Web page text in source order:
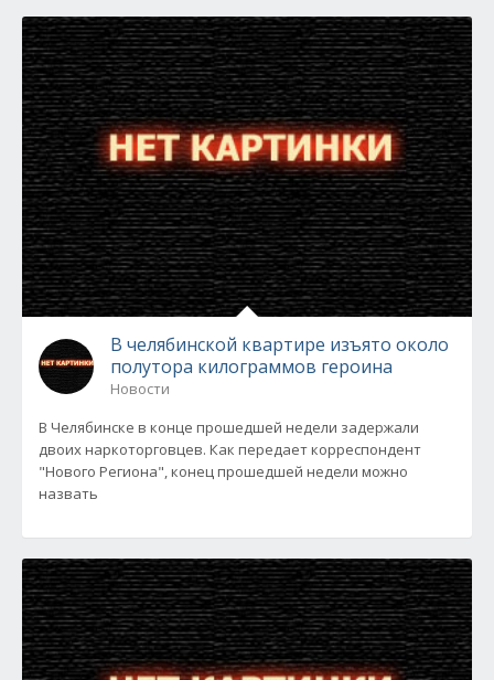
В челябинской квартире изъято около
полутора килограммов героина
Новости
В Челябинске в конце прошедшей недели задержали
двоих наркоторговцев. Как передает корреспондент
"Нового Региона", конец прошедшей недели можно
назвать